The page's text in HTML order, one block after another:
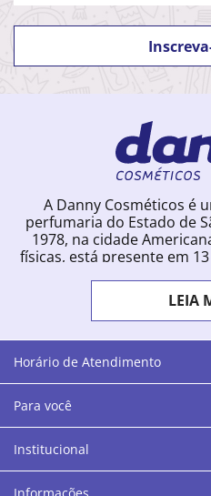
A Danny Cosméticos é
perfumaria do Estado de
1978, na cidade
físicas, está presente em
começou a vender para
Com uma infinidade de
produtos que vão do
Cosméticos mantém
300 grandes
área de beleza. São 12
programação semanal
“O varejo corre nas
humanos, éticos e morais.
LEIA
Horário de Atendimento
Para você
Institucional